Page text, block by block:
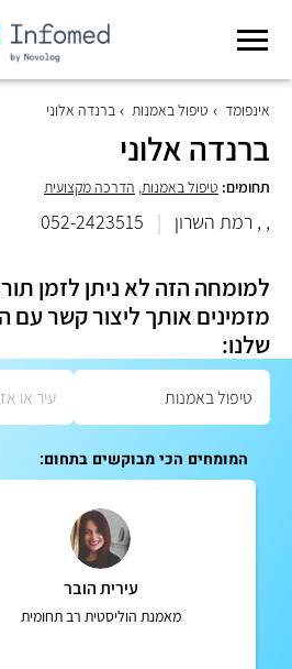
אינפומד טיפול באמנות ברנדה אלוני
ברנדה אלוני
תחומים: טיפול באמנות, הדרכה מקצועית
, , רמת השרון |
052-2423515
למומחה הזה לא ניתן לזמן
מזמינים אותך ליצור קשר
שלנו:
המומחים הכי מבוקשים בתחום:
עירית הובר
מאמנת הוליסטית רב תחומית